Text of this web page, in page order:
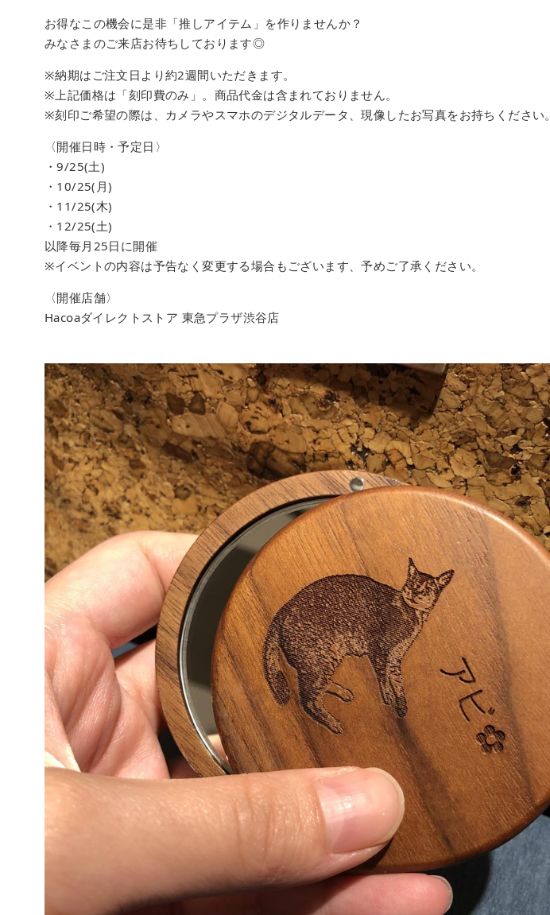
お得なこの機会に是非「推しアイテム」を作りませんか？
みなさまのご来店お待ちしております◎
※納期はご注文日より約2週間いただきます。
※上記価格は「刻印費のみ」。商品代金は含まれておりません。
※刻印ご希望の際は、カメラやスマホのデジタルデータ、現像したお写真をお持ちください。
〈開催日時・予定日〉
・9/25(土)
・10/25(月)
・11/25(木)
・12/25(土)
以降毎月25日に開催
※イベントの内容は予告なく変更する場合もございます、予めご了承ください。
〈開催店舗〉
Hacoaダイレクトストア 東急プラザ渋谷店